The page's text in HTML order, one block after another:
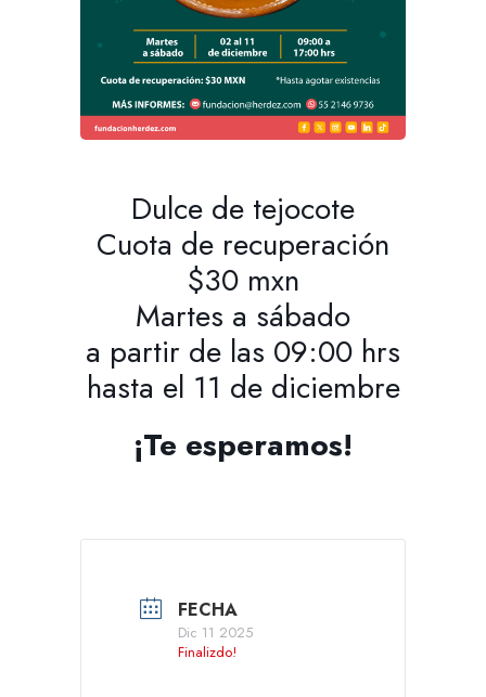
Dulce de tejocote
Cuota de recuperación
$30 mxn
Martes a sábado
a partir de las 09:00 hrs
hasta el 11 de diciembre
¡Te esperamos!
FECHA
Dic 11 2025
Finalizdo!